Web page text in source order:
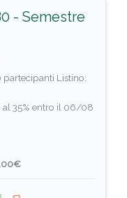
- Semestre
Listino:
al 35% entro il 06/08